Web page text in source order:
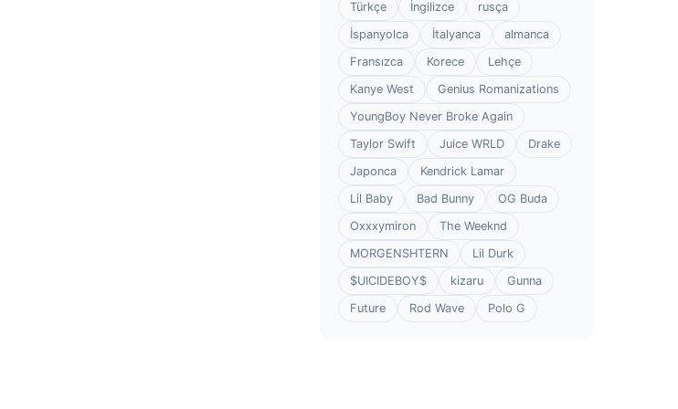
Türkçe İngilizce
rusça
İspanyolca
İtalyanca
almanca
Fransızca
Korece
Lehçe
Kanye West
Genius Romanizations
YoungBoy Never Broke Again
Taylor Swift
Juice WRLD
Drake
Japonca
Kendrick Lamar
Lil Baby
Bad Bunny
OG Buda
Oxxxymiron
The Weeknd
MORGENSHTERN
Lil Durk
$UICIDEBOY$
kizaru
Gunna
Future
Rod Wave Polo G